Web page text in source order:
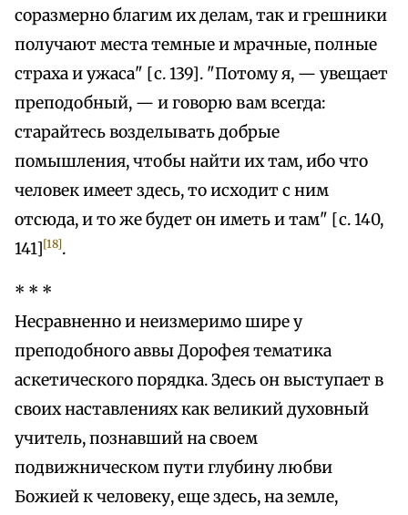
соразмерно благим их делам, так и грешники
получают места темные и мрачные, полные
страха и ужаса" [с. 139]. "Потому я, — увещает
преподобный, — и говорю вам всегда:
старайтесь возделывать добрые
помышления, чтобы найти их там, ибо что
человек имеет здесь, то исходит с ним
отсюда, и то же будет он иметь и там" [с. 140,
141][18].
* * *
Несравненно и неизмеримо шире у
преподобного аввы Дорофея тематика
аскетического порядка. Здесь он выступает в
своих наставлениях как великий духовный
учитель, познавший на своем
подвижническом пути глубину любви
Божией к человеку, еще здесь, на земле,